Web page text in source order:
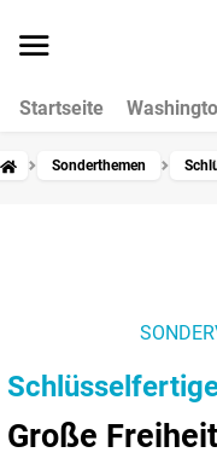
Startseite
Sonderthemen
Große